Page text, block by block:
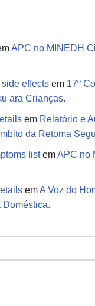
APC no MINEDH
effects em 17º
ara Crianças.
em Relatório e
da Retoma
listemAPC no
emA Voz do